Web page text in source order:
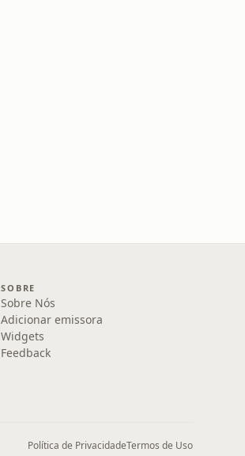
SOBRE
Sobre Nós
Adicionar emissora
Widgets
Feedback
Política de PrivacidadeTermos de Uso